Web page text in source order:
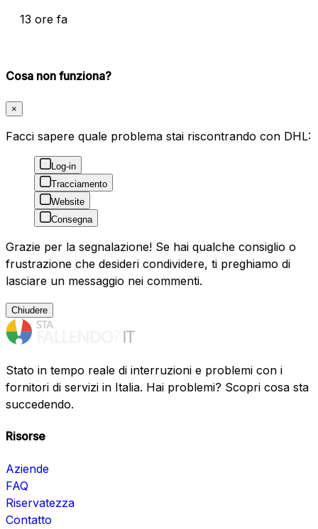
13 ore fa
Cosa non funziona?
×
Facci sapere quale problema stai riscontrando con DHL:
Log-in
Tracciamento
Website
Consegna
Grazie per la segnalazione! Se hai qualche consiglio o
frustrazione che desideri condividere, ti preghiamo di
lasciare un messaggio nei commenti.
Chiudere
Stato in tempo reale di interruzioni e problemi con i
fornitori di servizi in Italia. Hai problemi? Scopri cosa sta
succedendo.
Risorse
Aziende
FAQ
Riservatezza
Contatto